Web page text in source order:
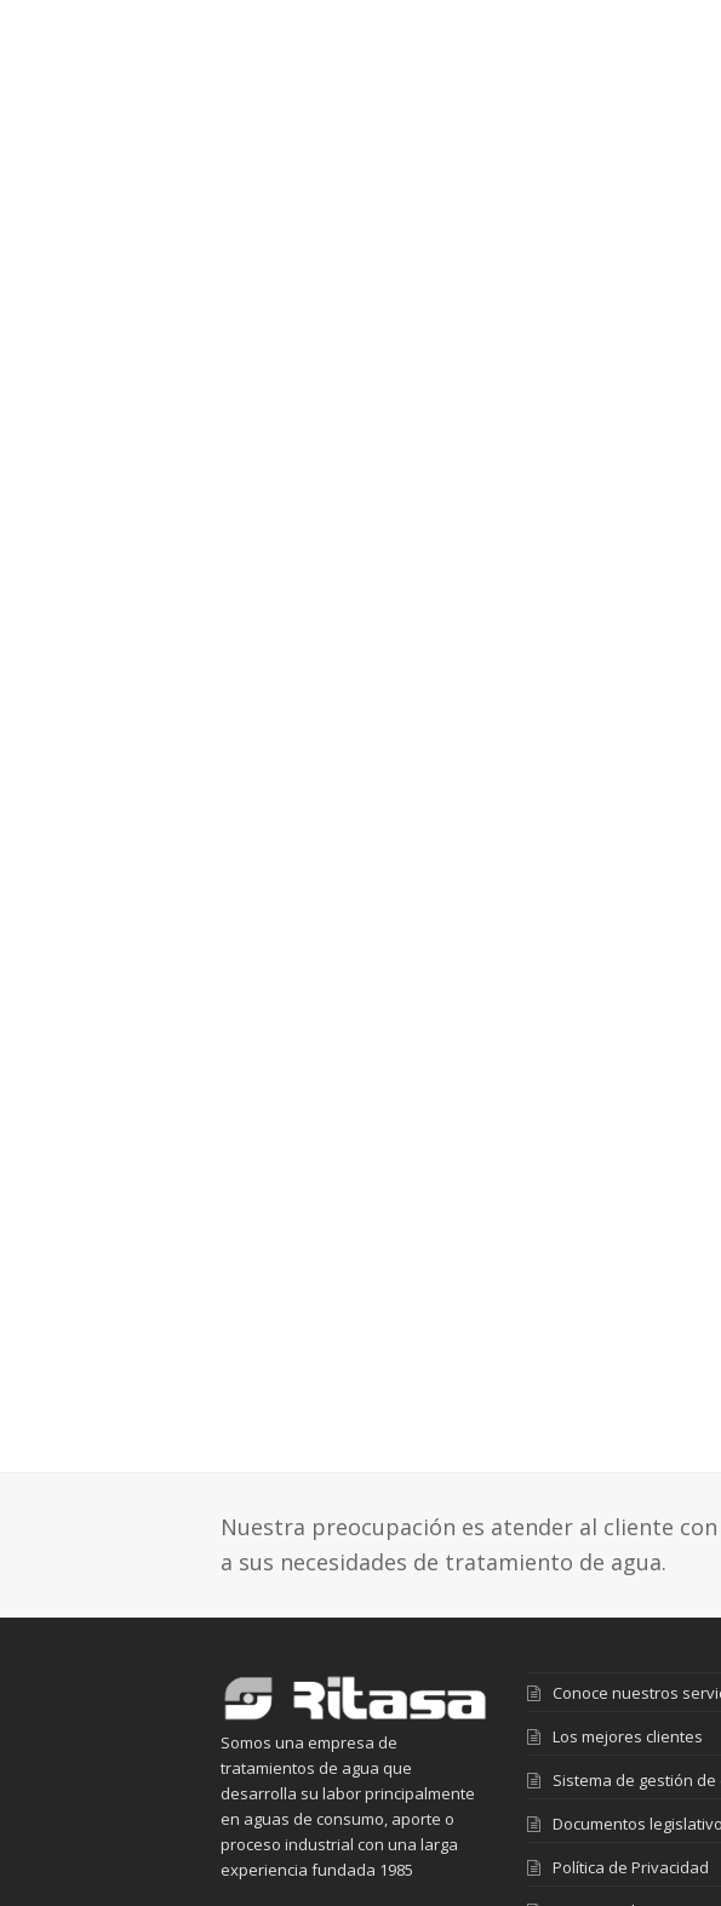
Nuestra preocupación es atender al cliente
a sus necesidades de tratamiento de agua.
Somos una empresa de
tratamientos de agua que
desarrolla su labor principalmente
en aguas de consumo, aporte o
proceso industrial con una larga
experiencia fundada 1985
Conoce nuestros
Los mejores clientes
Sistema de gestión de
Documentos
Política de Privacidad